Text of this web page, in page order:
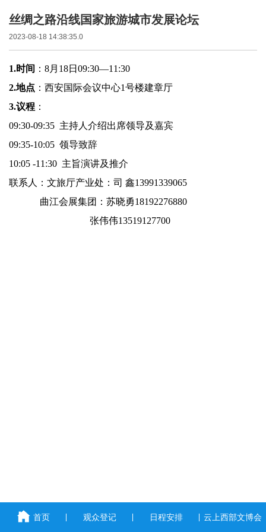
丝绸之路沿线国家旅游城市发展论坛
2023-08-18 14:38:35.0
1.时间 ： 8月 18日 09:30—11:30
2.地点 ：西安国际会议中心1号楼建章厅
3.议程 ：
09:30-09:35 主持人介绍出席领导及嘉宾
09:35-10:05 领导致辞
10:05 -11:30 主旨演讲及推介
联系人：文旅厅产业处：司 鑫13991339065
曲江会展集团：苏晓勇18192276880
张伟伟13519127700
首页 观众登记 日程安排 云上西部文博会